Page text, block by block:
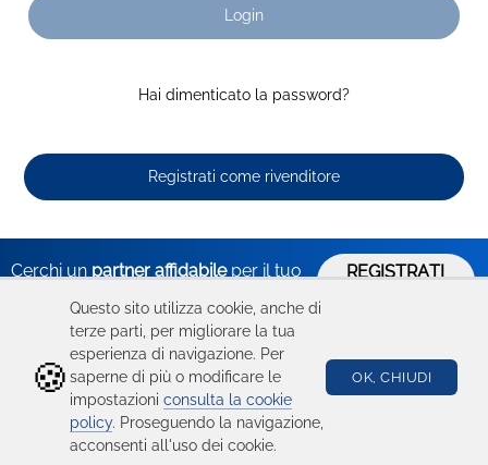
Login
Hai dimenticato la password?
Registrati come rivenditore
Cerchi un partner affidabileper il tuo
REGISTRATI
Hai bisogno
di aiuto?
Condizioni d'uso
Catalogo
Ricambi
Device
Seguici su
🍪
Questo sito utilizza cookie, anche di
terze parti, per migliorare la tua
esperienza di navigazione. Per
saperne di più o modificare le
impostazioni consulta la cookie
policy. Proseguendo la navigazione,
acconsenti all'uso dei cookie.
OK, CHIUDI